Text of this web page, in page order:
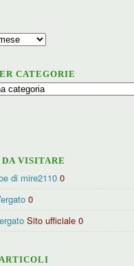
CATEGORIE
VISITARE
di mire2110 0
0
Sito ufficiale 0